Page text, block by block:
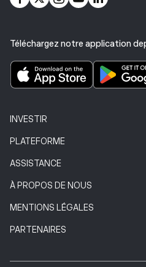
Téléchargez notre application
INVESTIR
PLATEFORME
ASSISTANCE
À PROPOS DE NOUS
MENTIONS LÉGALES
PARTENAIRES